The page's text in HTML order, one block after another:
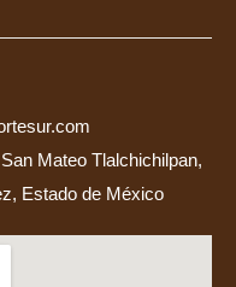
Mateo Tlalchichilpan,
Estado de México